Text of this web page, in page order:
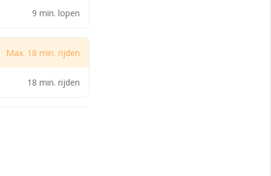
de
uit veel
een aantal
9 min. lopen
Max. 18 min. rijden
18 min. rijden